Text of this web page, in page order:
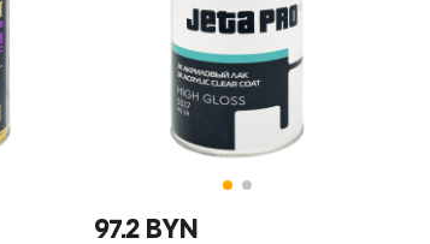
97.2 BYN